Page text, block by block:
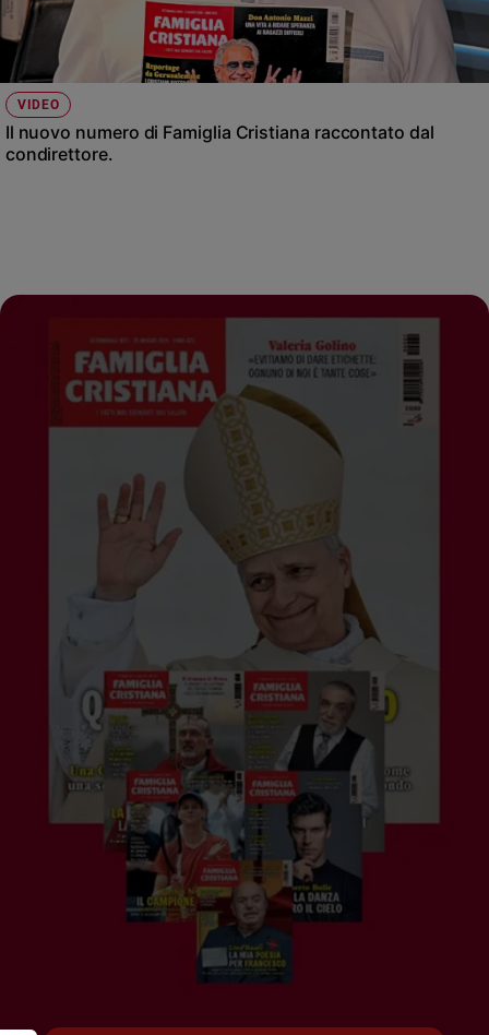
VIDEO
Il nuovo numero di Famiglia Cristiana raccontato dal
condirettore.